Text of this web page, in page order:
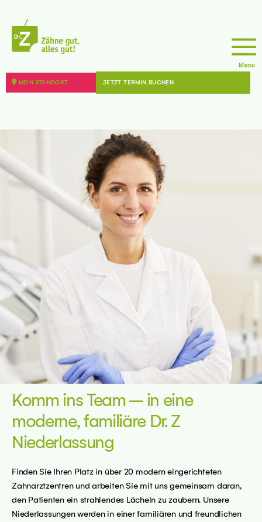
z
Menü
MEIN STANDORT JETZT TERMIN BUCHEN
Komm ins Team – in eine
moderne, familiäre Dr. Z
Niederlassung
Finden Sie Ihren Platz in über 20 modern eingerichteten
Zahnarztzentren und arbeiten Sie mit uns gemeinsam daran,
den Patienten ein strahlendes Lächeln zu zaubern. Unsere
Niederlassungen werden in einer familiären und freundlichen